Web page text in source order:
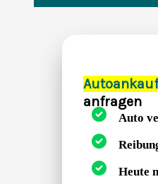
anfragen
Auto
Heute